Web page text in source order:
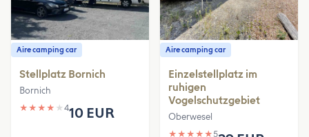
Aire camping car
Stellplatz Bornich
Bornich
★ ★ ★ ★ ★ 410 EUR
Aire camping car
Einzelstellplatz im
ruhigen
Vogelschutzgebiet
Oberwesel
★ ★ ★ ★ ★5